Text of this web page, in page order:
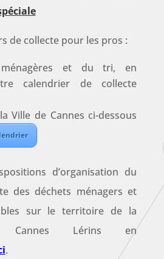
de collecte pour les pros :
et du tri, en
calendrier de collecte
Ville de Cannes ci-dessous
d’organisation du
des déchets ménagers et
sur le territoire de la
Cannes Lérins en
.